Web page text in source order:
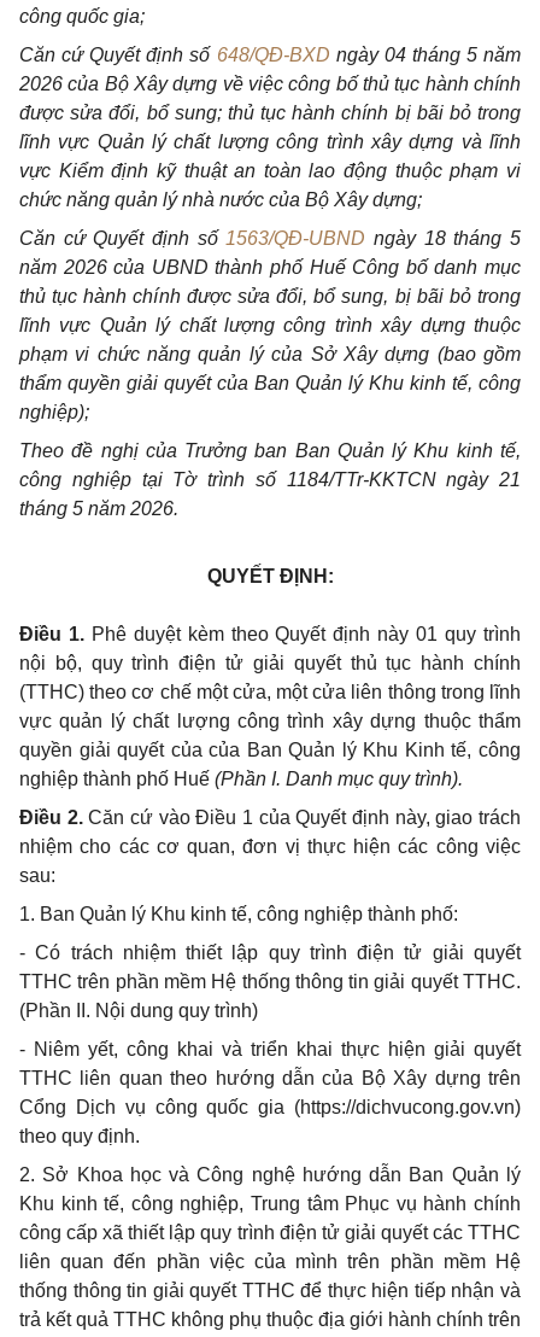
công quốc gia;
Căn cứ Quyết định số 648/QĐ-BXD ngày 04 tháng 5 năm
2026 của Bộ Xây dựng về việc công bố thủ tục hành chính
được sửa đổi, bổ sung; thủ tục hành chính bị bãi bỏ trong
lĩnh vực Quản lý chất lượng công trình xây dựng và lĩnh
vực Kiểm định kỹ thuật an toàn lao động thuộc phạm vi
chức năng quản lý nhà nước của Bộ Xây dựng;
Căn cứ Quyết định số 1563/QĐ-UBND ngày 18 tháng 5
năm 2026 của UBND thành phố Huế Công bố danh mục
thủ tục hành chính được sửa đổi, bổ sung, bị bãi bỏ trong
lĩnh vực Quản lý chất lượng công trình xây dựng thuộc
phạm vi chức năng quản lý của Sở Xây dựng (bao gồm
thẩm quyền giải quyết của Ban Quản lý Khu kinh tế, công
nghiệp);
Theo đề nghị của Trưởng ban Ban Quản lý Khu kinh tế,
công nghiệp tại Tờ trình số 1184/TTr-KKTCN ngày 21
tháng 5 năm 2026.
QUYẾT ĐỊNH:
Điều 1. Phê duyệt kèm theo Quyết định này 01 quy trình
nội bộ, quy trình điện tử giải quyết thủ tục hành chính
(TTHC) theo cơ chế một cửa, một cửa liên thông trong lĩnh
vực quản lý chất lượng công trình xây dựng thuộc thẩm
quyền giải quyết của của Ban Quản lý Khu Kinh tế, công
nghiệp thành phố Huế (Phần I. Danh mục quy trình).
Điều 2.Căn cứ vào Điều 1 của Quyết định này, giao trách
nhiệm cho các cơ quan, đơn vị thực hiện các công việc
sau:
1. Ban Quản lý Khu kinh tế, công nghiệp thành phố:
- Có trách nhiệm thiết lập quy trình điện tử giải quyết
TTHC trên phần mềm Hệ thống thông tin giải quyết TTHC.
(Phần II. Nội dung quy trình)
- Niêm yết, công khai và triển khai thực hiện giải quyết
TTHC liên quan theo hướng dẫn của Bộ Xây dựng trên
Cổng Dịch vụ công quốc gia (https://dichvucong.gov.vn)
theo quy định.
2. Sở Khoa học và Công nghệ hướng dẫn Ban Quản lý
Khu kinh tế, công nghiệp, Trung tâm Phục vụ hành chính
công cấp xã thiết lập quy trình điện tử giải quyết các TTHC
liên quan đến phần việc của mình trên phần mềm Hệ
thống thông tin giải quyết TTHC để thực hiện tiếp nhận và
trả kết quả TTHC không phụ thuộc địa giới hành chính trên